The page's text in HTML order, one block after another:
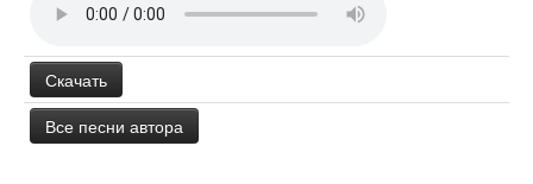
Скачать
Все песни автора